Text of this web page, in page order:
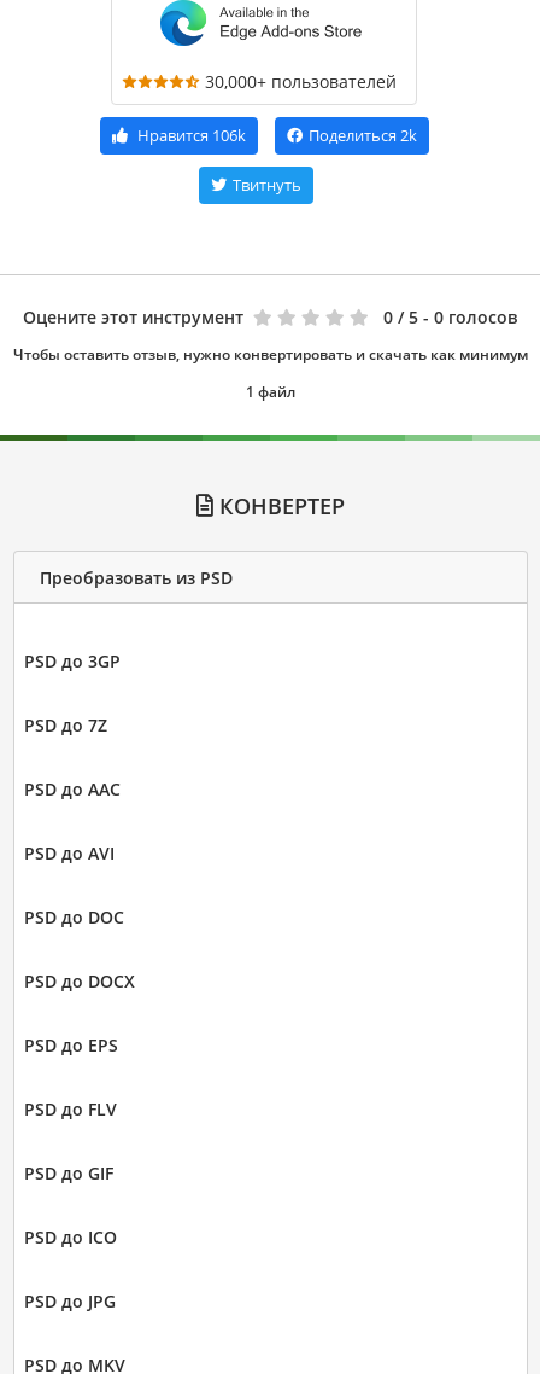
30,000+ пользователей
Нравится 106k Поделиться 2k
Твитнуть
Оцените этот инструмент 0 / 5 - 0 голосов
Чтобы оставить отзыв, нужно конвертировать и скачать как минимум
1 файл
КОНВЕРТЕР
Преобразовать из PSD
PSD до 3GP
PSD до 7Z
PSD до AAC
PSD до AVI
PSD до DOC
PSD до DOCX
PSD до EPS
PSD до FLV
PSD до GIF
PSD до ICO
PSD до JPG
PSD до MKV